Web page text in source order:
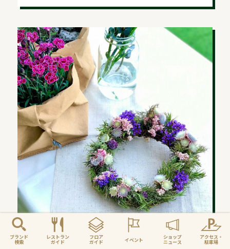
ブランド
検索
レストラン
ガイド
フロア
ガイド イベント ショップ
ニュース
アクセス・
駐車場
フラワーバトンプロジェクト